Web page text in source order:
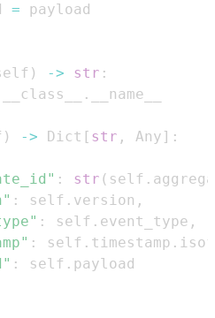
=
) -> str :
__class__ .
) -> Dict [ str , Any ] :
: str ( self .
: self . version ,
: self . event_type ,
: self . timestamp .
: self .